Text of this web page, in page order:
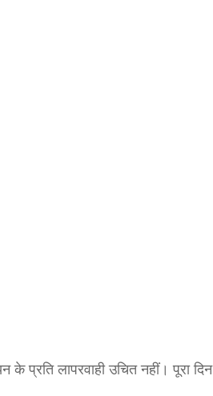
प्रति लापरवाही उचित नहीं। पूरा दिन